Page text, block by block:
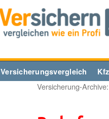
Versicherungsvergleich
Versicherung-Archive: